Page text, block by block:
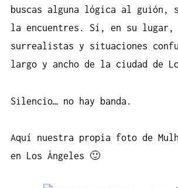
buscas alguna lógica al guión,
la encuentres. Sí, en su lugar,
surrealistas y situaciones
largo y ancho de la ciudad de
Silencio… no hay banda.
Aquí nuestra propia foto de
en Los Ángeles 🙂